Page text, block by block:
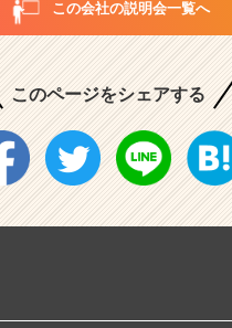
この会社の説明会一覧へ
このページをシェアする